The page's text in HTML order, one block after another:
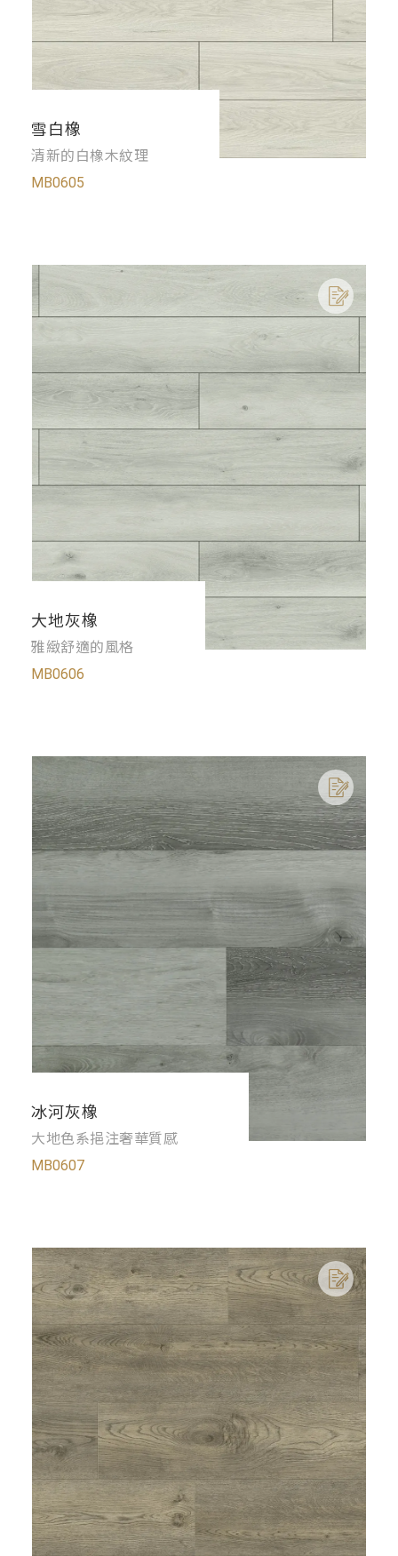
雪白橡
清新的白橡木紋理
MB0605
大地灰橡
雅緻舒適的風格
MB0606
冰河灰橡
大地色系挹注奢華質感
MB0607